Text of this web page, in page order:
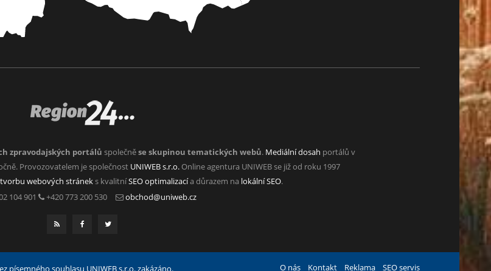
zpravodajských portálů společněse skupinou tematických webů. Mediální dosah portálů v
Provozovatelem je společnost UNIWEB s.r.o. Online agentura UNIWEB se již od roku 1997
tvorbu webových stráneks kvalitníSEO optimalizacía důrazem na lokální SEO.
104 901
+420 773 200 530 obchod@uniweb.cz
písemného souhlasu UNIWEB s.r.o. zakázáno. O nás Kontakt Reklama SEO servis